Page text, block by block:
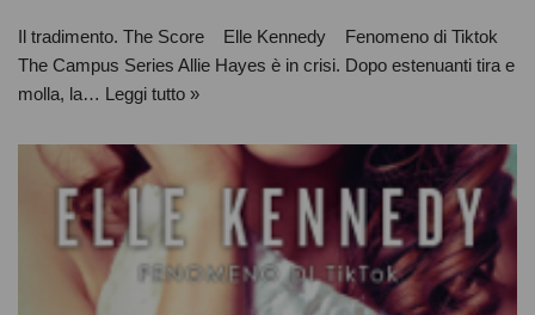
Il tradimento. The Score Elle Kennedy Fenomeno di Tiktok
The Campus Series Allie Hayes è in crisi. Dopo estenuanti tira e
molla, la… Leggi tutto »